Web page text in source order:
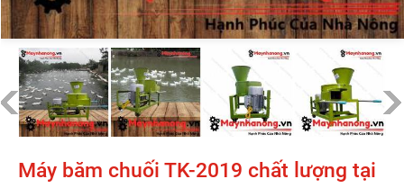
Máy băm chuối TK-2019 chất lượng tại